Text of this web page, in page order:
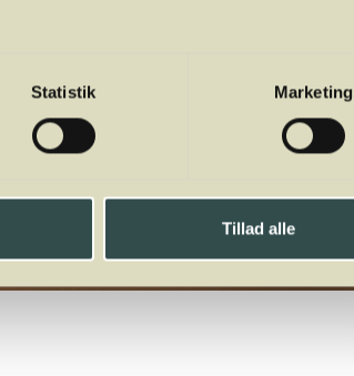
Statistik Marketing
Tillad alle